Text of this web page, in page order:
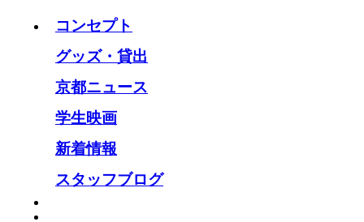
コンセプト
グッズ・貸出
京都ニュース
学生映画
新着情報
スタッフブログ